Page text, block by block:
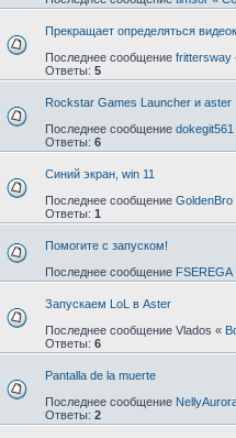
Прекращает определяться
Последнее сообщение frittersway
Ответы: 5
Rockstar Games Launcher и aster
Последнее сообщение dokegit561
Ответы: 6
Синий экран, win 11
Последнее сообщение GoldenBro
Ответы: 1
Помогите с запуском!
Последнее сообщение FSEREGA
Запускаем LoL в Aster
Последнее сообщение Vlados «
Ответы: 6
Pantalla de la muerte
Последнее сообщение
Ответы: 2